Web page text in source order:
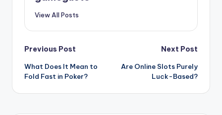
View All Posts
Post
navigation
Previous Post
What Does It Mean to
Fold Fast in Poker?
Next Post
Are Online Slots Purely
Luck-Based?